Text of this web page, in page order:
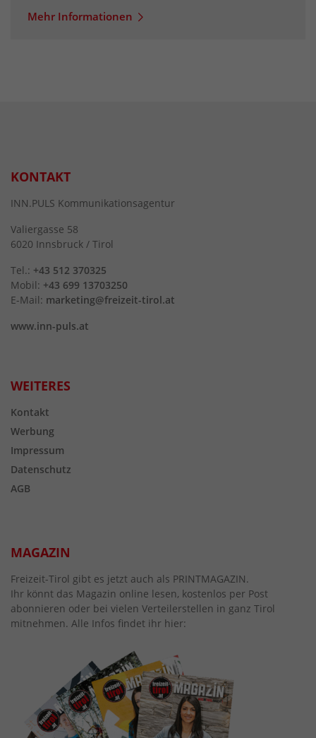
Mehr Informationen
KONTAKT
INN.PULS Kommunikationsagentur
Valiergasse 58
6020 Innsbruck / Tirol
Tel.: +43 512 370325
Mobil: +43 699 13703250
E-Mail: marketing@freizeit-tirol.at
www.inn-puls.at
WEITERES
Kontakt
Werbung
Impressum
Datenschutz
AGB
MAGAZIN
Freizeit-Tirol gibt es jetzt auch als PRINTMAGAZIN.
Ihr könnt das Magazin online lesen, kostenlos per Post
abonnieren oder bei vielen Verteilerstellen in ganz Tirol
mitnehmen. Alle Infos findet ihr hier: